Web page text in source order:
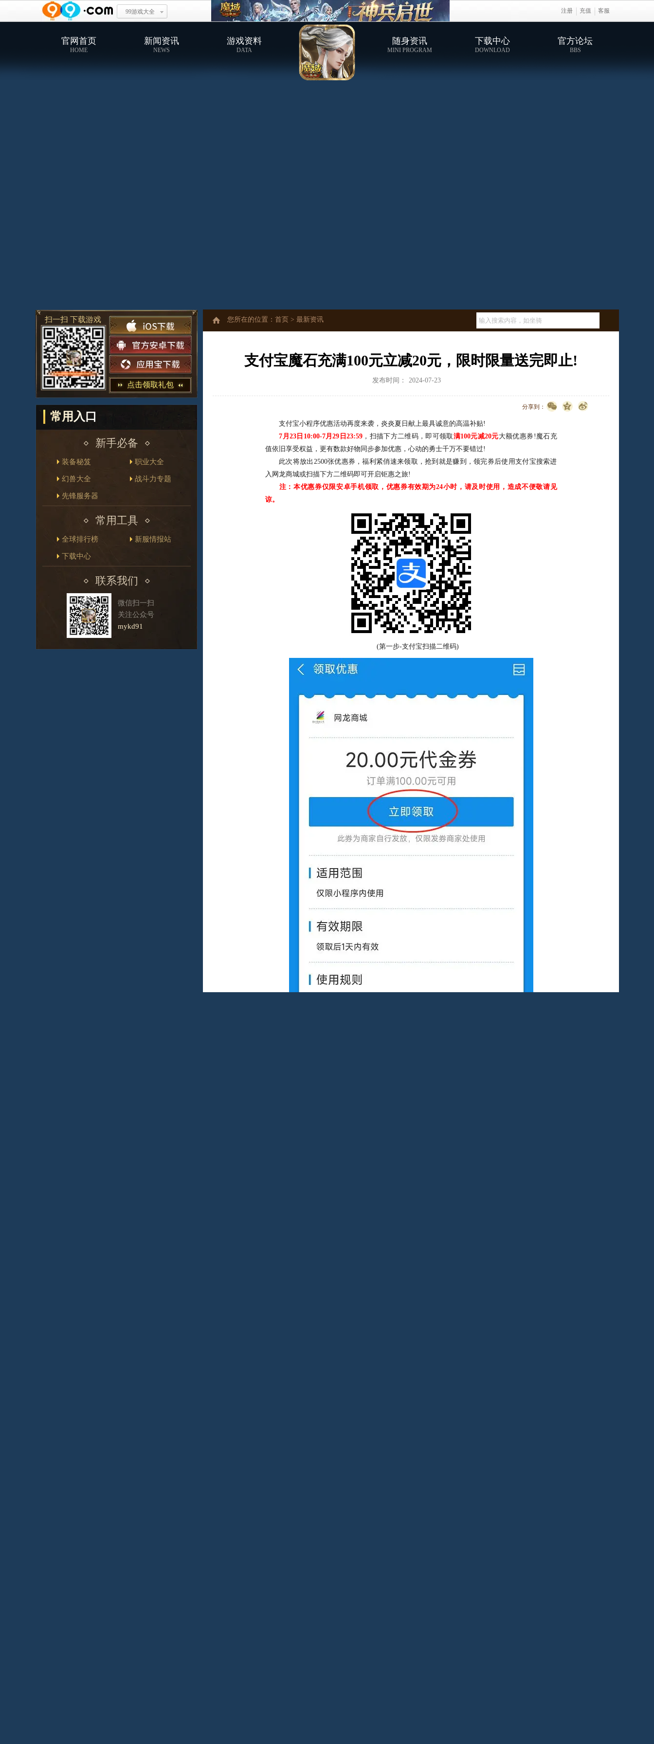
99游戏大全 注册 充值 客服
官网首页
HOME
新闻资讯
NEWS
游戏资料
DATA
随身资讯
MINI PROGRAM
下载中心
DOWNLOAD
官方论坛
BBS
扫一扫 下载游戏
点击领取礼包
常用入口
新手必备
装备秘笈 职业大全
幻兽大全 战斗力专题
先锋服务器
常用工具
全球排行榜 新服情报站
下载中心
联系我们
微信扫一扫
关注公众号
mykd91
您所在的位置： 首页 > 最新资讯
支付宝魔石充满100元立减20元，限时限量送完即止!
发布时间： 2024-07-23
分享到：
支付宝小程序优惠活动再度来袭，炎炎夏日献上最具诚意的高温补贴!
7月23日10:00-7月29日23:59，扫描下方二维码，即可领取 满100元减20元大额优惠券!魔石充
值依旧享受权益，更有数款好物同步参加优惠，心动的勇士千万不要错过!
此次将放出2500张优惠券，福利紧俏速来领取，抢到就是赚到，领完券后使用支付宝搜索进
入网龙商城或扫描下方二维码即可开启钜惠之旅!
注：本优惠券仅限安卓手机领取，优惠券有效期为24小时，请及时使用，造成不便敬请见
谅。
(第一步-支付宝扫描二维码)